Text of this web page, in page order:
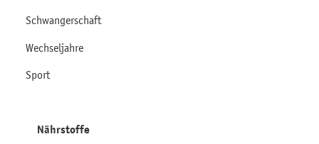
Schwangerschaft
Wechseljahre
Sport
Nährstoffe